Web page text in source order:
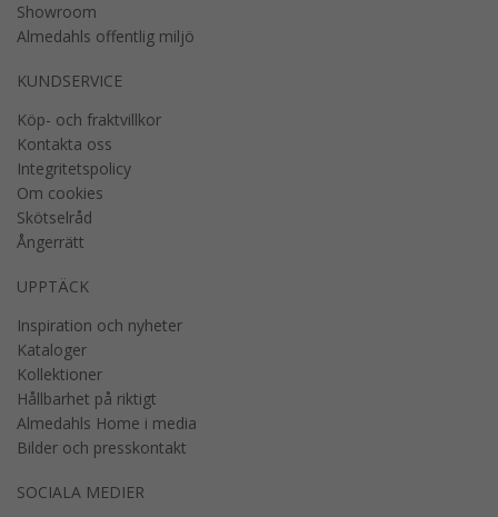
Showroom
Almedahls offentlig miljö
KUNDSERVICE
Köp- och fraktvillkor
Kontakta oss
Integritetspolicy
Om cookies
Skötselråd
Ångerrätt
UPPTÄCK
Inspiration och nyheter
Kataloger
Kollektioner
Hållbarhet på riktigt
Almedahls Home i media
Bilder och presskontakt
SOCIALA MEDIER